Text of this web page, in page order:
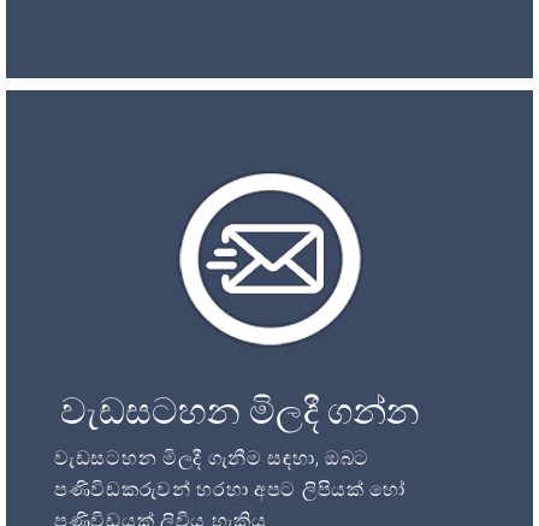
වැඩසටහන මිලදී ගන්න
වැඩසටහන මිලදී ගැනීම සඳහා, ඔබට
පණිවිඩකරුවන් හරහා අපට ලිපියක් හෝ
පණිවිඩයක් ලිවිය හැකිය